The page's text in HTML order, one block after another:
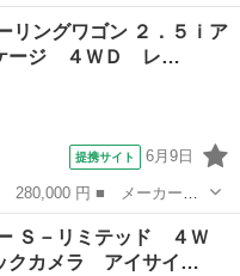
■ グレード名： アドバ
ーフ ルーフレール パワ
リングワゴン ２．５ｉア
ージ ４ＷＤ レ…
提携サイト 6月9日
ングワゴン ■ グレード
４ＷＤ レーダークルー
Ｓ－リミテッド ４Ｗ
カメラ アイサイ…